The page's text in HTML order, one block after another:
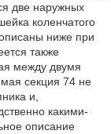
две наружных
коленчатого
ниже при
также
между двумя
секция 74 не
и,
какими-
описание